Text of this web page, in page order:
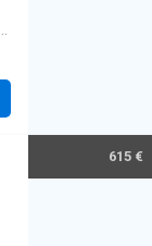
615 €